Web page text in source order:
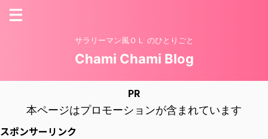
サラリーマン風ＯＬ のひとりごと
Chami Chami Blog
PR
本ページはプロモーションが含まれています
スポンサーリンク